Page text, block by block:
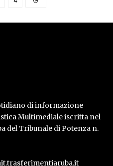
di informazione
Multimediale iscritta nel
del Tribunale di Potenza n.